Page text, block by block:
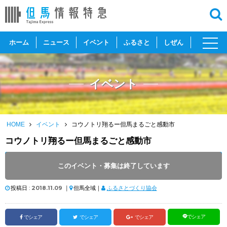
ホーム ニュース イベント ふるさと しぜん
toggle
イベント
HOME イベント コウノトリ翔るー但馬まるごと感動市
コウノトリ翔るー但馬まるごと感動市
このイベント・募集は終了しています
投稿日 : 2018.11.09 ｜ 但馬全域｜ ふるさとづくり協会
でシェア でシェア でシェア でシェア